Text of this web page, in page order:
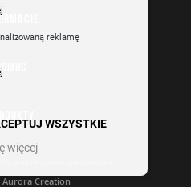
Aurora Creation
reklamę
WSZYSTKIE
więcej